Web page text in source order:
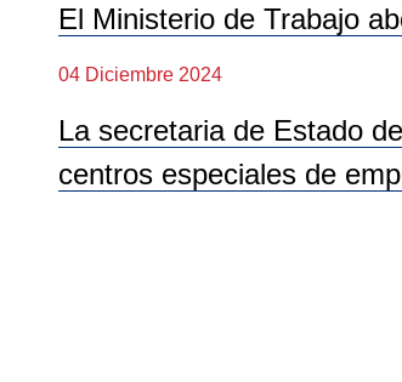
El Ministerio de Trabajo
04 Diciembre 2024
La secretaria de Estado
centros especiales de